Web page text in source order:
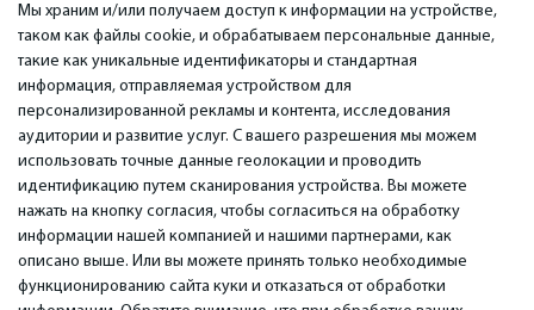
Мы храним и/или получаем доступ к информации на устройстве,
таком как файлы cookie, и обрабатываем персональные данные,
такие как уникальные идентификаторы и стандартная
информация, отправляемая устройством для
персонализированной рекламы и контента, исследования
аудитории и развитие услуг. С вашего разрешения мы можем
использовать точные данные геолокации и проводить
идентификацию путем сканирования устройства. Вы можете
нажать на кнопку согласия, чтобы согласиться на обработку
информации нашей компанией и нашими партнерами, как
описано выше. Или вы можете принять только необходимые
функционированию сайта куки и отказаться от обработки
ВАЖНОЕ
Сервисные центры
Гарантия
Условия использования
Политика
конфиденциальности
Контакты
КОНТАКТЫ
Тел. +371 67296734
Моб. +371 27725222
WhatsApp +371 27725222
Краста 89, Рига, Латвия